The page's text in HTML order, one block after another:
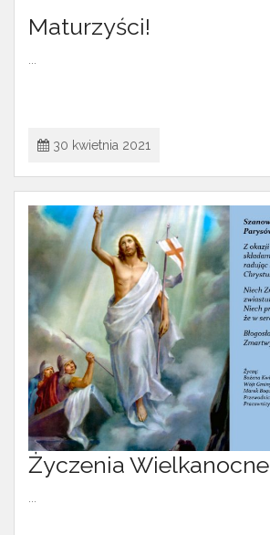
Maturzyści!
30 kwietnia 2021
Życzenia Wielkanocne
...